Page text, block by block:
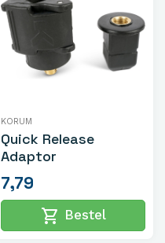
KORUM
Quick Release
Adaptor
7,79
shopping_cart Bestel